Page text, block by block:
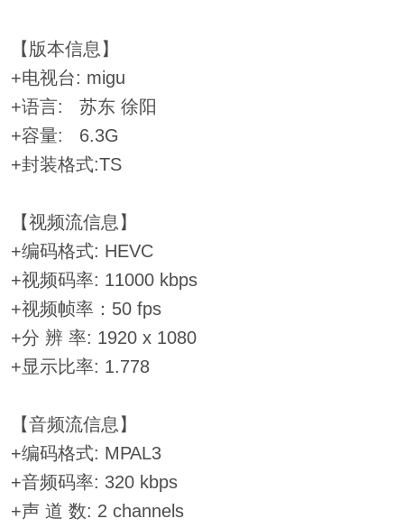
【版本信息】
+电视台: migu
+语言: 苏东 徐阳
+容量: 6.3G
+封装格式:TS
【视频流信息】
+编码格式: HEVC
+视频码率: 11000 kbps
+视频帧率：50 fps
+分 辨 率: 1920 x 1080
+显示比率: 1.778
【音频流信息】
+编码格式: MPAL3
+音频码率: 320 kbps
+声 道 数: 2 channels